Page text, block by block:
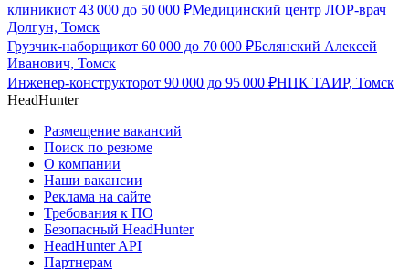
клиникиот 43 000 до 50 000 ₽Медицинский центр ЛОР-врач
Долгун, Томск
Грузчик-наборщикот 60 000 до 70 000 ₽Белянский Алексей
Иванович, Томск
Инженер-конструкторот 90 000 до 95 000 ₽НПК ТАИР, Томск
HeadHunter
Размещение вакансий
Поиск по резюме
О компании
Наши вакансии
Реклама на сайте
Требования к ПО
Безопасный HeadHunter
HeadHunter API
Партнерам